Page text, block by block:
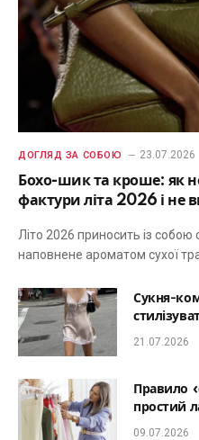
ДОГЛЯД ЗА СОБОЮ 23.07.2026
Бохо-шик та кроше: як
фактури літа 2026 і не
Літо 2026 приносить із собою
наповнене ароматом сухої
Сукня-
до
21.07.2026
Правило
простий
який
09.07.2026